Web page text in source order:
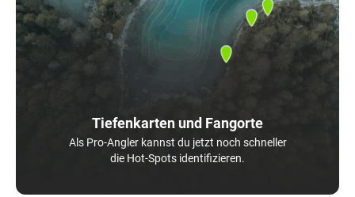
Tiefenkarten und Fangorte
Als Pro-Angler kannst du jetzt noch schneller
die Hot-Spots identifizieren.